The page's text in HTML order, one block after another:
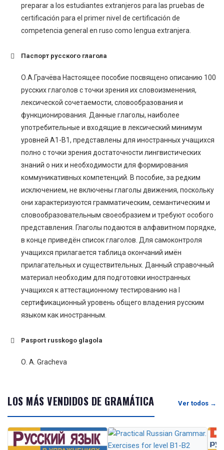
preparar a los estudiantes extranjeros para las pruebas de
certificación para el primer nivel de certificación de
competencia general en ruso como lengua extranjera.
Паспорт русского глагола
О.А.Грачёва Настоящее пособие посвящено описанию 100
русских глаголов с точки зрения их словоизменения,
лексической сочетаемости, словообразования и
функционирования. Данные глаголы, наиболее
употребительные и входящие в лексический минимум
уровней А1-В1, представлены для иностранных учащихся
полно с точки зрения достаточности лингвистических
знаний о них и необходимости для формирования
коммуникативных компетенций. В пособие, за редким
исключением, не включены глаголы движения, поскольку
они характеризуются грамматическим, семантическим и
словообразовательным своеобразием и требуют особого
представления. Глаголы подаются в алфавитном порядке,
в конце приведён список глаголов. Для самоконтроля
учащихся прилагается таблица окончаний имён
прилагательных и существительных. Данный справочный
материал необходим для подготовки иностранных
учащихся к аттестационному тестированию на I
сертификационный уровень общего владения русским
языком как иностранным.
Pasport russkogo glagola
О. A. Gracheva
LOS MÁS VENDIDOS DE GRAMÁTICA Ver todos →